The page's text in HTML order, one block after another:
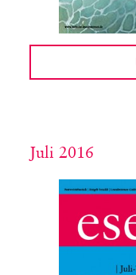
Juli 2016